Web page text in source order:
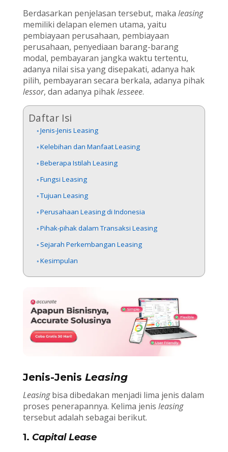
Berdasarkan penjelasan tersebut, maka leasing
memiliki delapan elemen utama, yaitu
pembiayaan perusahaan, pembiayaan
perusahaan, penyediaan barang-barang
modal, pembayaran jangka waktu tertentu,
adanya nilai sisa yang disepakati, adanya hak
pilih, pembayaran secara berkala, adanya pihak
lessor, dan adanya pihaklesseee.
Daftar Isi
Jenis-Jenis Leasing
Kelebihan dan Manfaat Leasing
Beberapa Istilah Leasing
Fungsi Leasing
Tujuan Leasing
Perusahaan Leasing di Indonesia
Pihak-pihak dalam Transaksi Leasing
Sejarah Perkembangan Leasing
Kesimpulan
Jenis-Jenis Leasing
Leasingbisa dibedakan menjadi lima jenis dalam
proses penerapannya. Kelima jenis leasing
tersebut adalah sebagai berikut.
1. Capital Lease